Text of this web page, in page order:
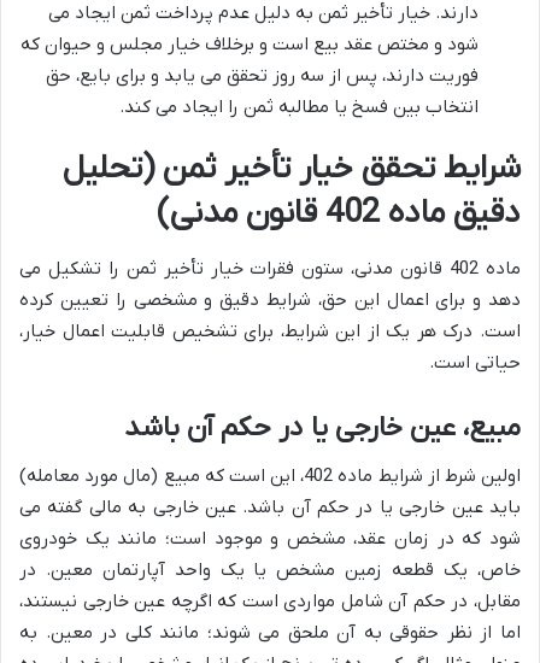
دارند. خیار تأخیر ثمن به دلیل عدم پرداخت ثمن ایجاد می
شود و مختص عقد بیع است و برخلاف خیار مجلس و حیوان که
فوریت دارند، پس از سه روز تحقق می یابد و برای بایع، حق
انتخاب بین فسخ یا مطالبه ثمن را ایجاد می کند.
شرایط تحقق خیار تأخیر ثمن (تحلیل
دقیق ماده 402 قانون مدنی)
ماده 402 قانون مدنی، ستون فقرات خیار تأخیر ثمن را تشکیل می
دهد و برای اعمال این حق، شرایط دقیق و مشخصی را تعیین کرده
است. درک هر یک از این شرایط، برای تشخیص قابلیت اعمال خیار،
حیاتی است.
مبیع، عین خارجی یا در حکم آن باشد
اولین شرط از شرایط ماده 402، این است که مبیع (مال مورد معامله)
باید عین خارجی یا در حکم آن باشد. عین خارجی به مالی گفته می
شود که در زمان عقد، مشخص و موجود است؛ مانند یک خودروی
خاص، یک قطعه زمین مشخص یا یک واحد آپارتمان معین. در
مقابل، در حکم آن شامل مواردی است که اگرچه عین خارجی نیستند،
اما از نظر حقوقی به آن ملحق می شوند؛ مانند کلی در معین. به